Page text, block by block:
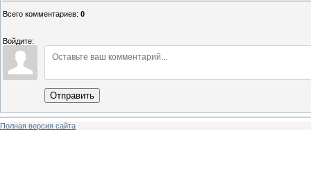
Всего комментариев: 0
Войдите:
Отправить
Полная версия сайта